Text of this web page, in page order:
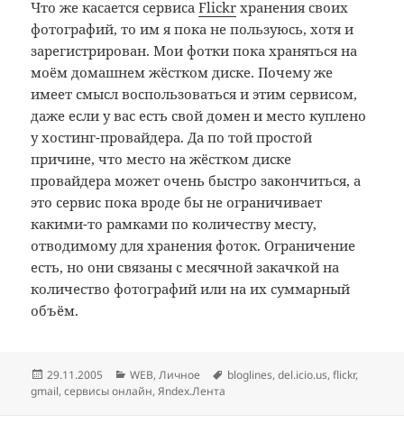
Что же касается сервисаFlickr хранения своих
фотографий, то им я пока не пользуюсь, хотя и
зарегистрирован. Мои фотки пока храняться на
моём домашнем жёстком диске. Почему же
имеет смысл воспользоваться и этим сервисом,
даже если у вас есть свой домен и место куплено
у хостинг-провайдера. Да по той простой
причине, что место на жёстком диске
провайдера может очень быстро закончиться, а
это сервис пока вроде бы не ограничивает
какими-то рамками по количеству месту,
отводимому для хранения фоток. Ограничение
есть, но они связаны с месячной закачкой на
количество фотографий или на их суммарный
объём.
Опубликовано
29.11.2005 Рубрики
WEB,Личное Метки
bloglines,del.icio.us,flickr,
gmail,сервисы онлайн,Яndex.Лента